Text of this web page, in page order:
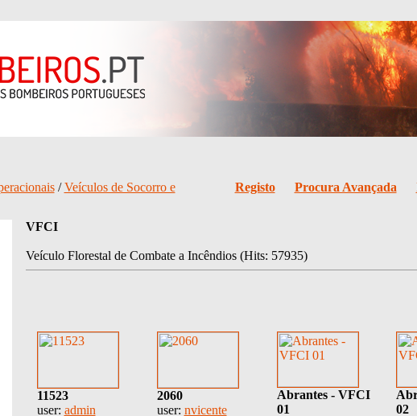
/Veículos de Socorro e
Registo Procura Avançada
VFCI
Veículo Florestal de Combate a Incêndios (Hits: 57935)
11523
user: admin
2060
user: nvicente
Abrantes - VFCI
01
02